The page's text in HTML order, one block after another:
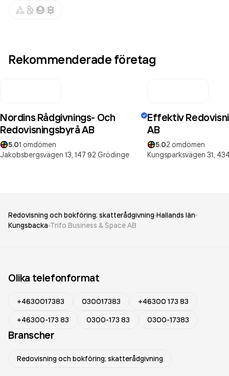
Rekommenderade företag
Nordins Rådgivnings- Och
Redovisningsbyrå AB
5.01 omdömen
Jakobsbergsvägen 13, 147 92 Grödinge
Effektiv
AB
5.02 omdömen
Kungsparksvägen 31,
Redovisning och bokföring; skatterådgivning Hallands län
Kungsbacka Trifo Business & Space AB
Olika telefonformat
+4630017383 030017383
+46300 173 83
+46300-173 83
0300-173 83 0300-17383
Branscher
Redovisning och bokföring; skatterådgivning